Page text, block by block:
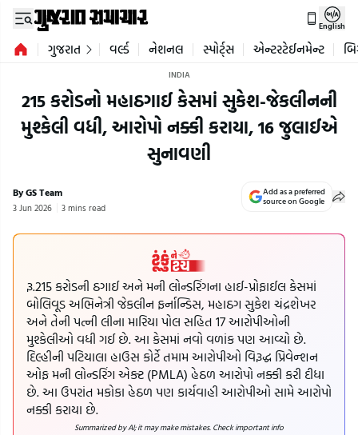
English
ગુજરાત વર્લ્ડ નેશનલ સ્પોર્ટ્સ એન્ટરટેઈનમેન્ટ
INDIA
215 કરોડનો મહાઠગાઈ કેસમાં સુકેશ-જેકલીનની
મુશ્કેલી વધી, આરોપો નક્કી કરાયા, 16 જુલાઈએ
સુનાવણી
By GS Team
3 Jun 2026 3 mins read
Add as a preferred
source on Google
રૂ.215 કરોડની ઠગાઈ અને મની લોન્ડરિંગના હાઈ-પ્રોફાઈલ કેસમાં
બોલિવૂડ અભિનેત્રી જેકલીન ફર્નાન્ડિસ, મહાઠગ સુકેશ ચંદ્રશેખર
અને તેની પત્ની લીના મારિયા પોલ સહિત 17 આરોપીઓની
મુશ્કેલીઓ વધી ગઈ છે. આ કેસમાં નવો વળાંક પણ આવ્યો છે.
દિલ્હીની પટિયાલા હાઉસ કોર્ટે તમામ આરોપીઓ વિરૂદ્ધ પ્રિવેન્શન
ઓફ મની લોન્ડરિંગ એક્ટ (PMLA) હેઠળ આરોપો નક્કી કરી દીધા
છે. આ ઉપરાંત મકોકા હેઠળ પણ કાર્યવાહી આરોપીઓ સામે આરોપો
નક્કી કરાયા છે.
Summarized by AI; it may make mistakes. Check important info